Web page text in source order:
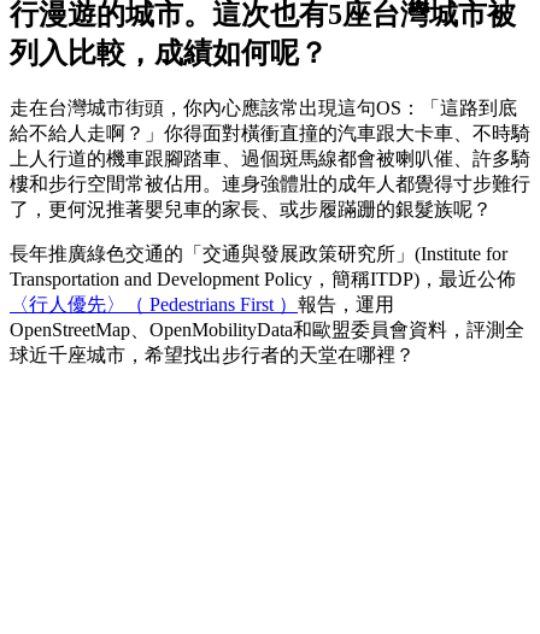
行漫遊的城市。這次也有5座台灣城市被
列入比較，成績如何呢？
走在台灣城市街頭，你內心應該常出現這句OS：「這路到底
給不給人走啊？」你得面對橫衝直撞的汽車跟大卡車、不時騎
上人行道的機車跟腳踏車、過個斑馬線都會被喇叭催、許多騎
樓和步行空間常被佔用。連身強體壯的成年人都覺得寸步難行
了，更何況推著嬰兒車的家長、或步履蹣跚的銀髮族呢？
長年推廣綠色交通的「交通與發展政策研究所」(Institute for
Transportation and Development Policy，簡稱ITDP)，最近公佈
〈行人優先〉（ Pedestrians First ） 報告，運用
OpenStreetMap、OpenMobilityData和歐盟委員會資料，評測全
球近千座城市，希望找出步行者的天堂在哪裡？